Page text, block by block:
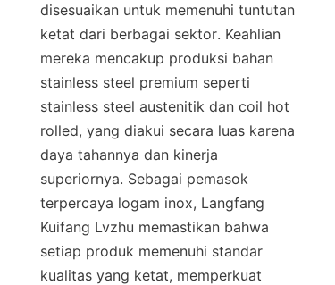
disesuaikan untuk memenuhi tuntutan
ketat dari berbagai sektor. Keahlian
mereka mencakup produksi bahan
stainless steel premium seperti
stainless steel austenitik dan coil hot
rolled, yang diakui secara luas karena
daya tahannya dan kinerja
superiornya. Sebagai pemasok
terpercaya logam inox, Langfang
Kuifang Lvzhu memastikan bahwa
setiap produk memenuhi standar
kualitas yang ketat, memperkuat